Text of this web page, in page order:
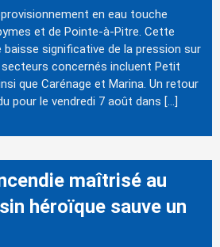
en eau touche
et de Pointe-à-Pitre. Cette
significative de la pression sur
secteurs concernés incluent Petit
que Carénage et Marina. Un retour
pour le vendredi 7 août dans […]
maîtrisé au
héroïque sauve un